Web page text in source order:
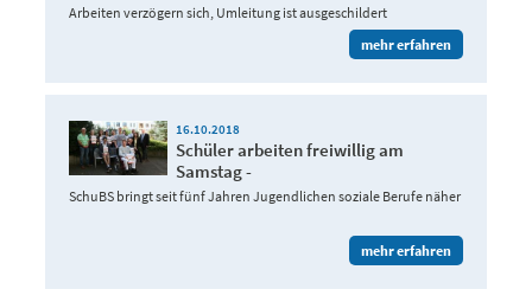
Arbeiten verzögern sich, Umleitung ist ausgeschildert
mehr erfahren
16.10.2018
Schüler arbeiten freiwillig am
Samstag -
SchuBS bringt seit fünf Jahren Jugendlichen soziale Berufe näher
mehr erfahren